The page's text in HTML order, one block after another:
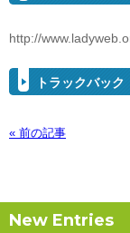
http://
トラックバック
« 前の記事
New Entries